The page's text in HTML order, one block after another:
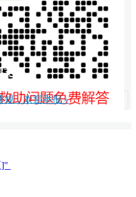
持
规，欢迎举报 »
]"